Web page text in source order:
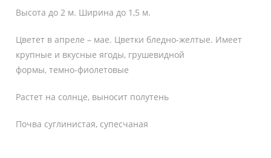
Высота до 2 м. Ширина до 1,5 м.
Цветет в апреле – мае. Цветки бледно-желтые. Имеет
крупные и вкусные ягоды, грушевидной
формы, темно-фиолетовые
Растет на солнце, выносит полутень
Почва суглинистая, супесчаная